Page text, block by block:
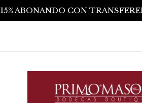
15% ABONANDO CON